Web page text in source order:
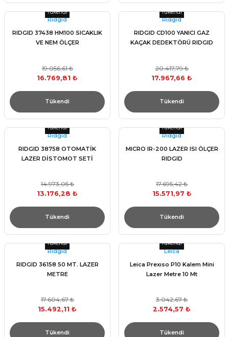
Tükendi
Rıdgıd
RIDGID 37438 HM100 SICAKLIK
VE NEM ÖLÇER
19.056,61 ₺
16.769,81 ₺
Tükendi
Tükendi
Rıdgıd
RIDGID CD100 YANICI GAZ
KAÇAK DEDEKTÖRÜ RIDGID
20.417,79 ₺
17.967,66 ₺
Tükendi
Tükendi
Rıdgıd
RIDGID 38758 OTOMATİK
LAZER DİSTOMOT SETİ
14.973,05 ₺
13.176,28 ₺
Tükendi
Tükendi
Rıdgıd
MICRO IR-200 LAZER ISI ÖLÇER
RIDGID
17.695,42 ₺
15.571,97 ₺
Tükendi
Tükendi
Rıdgıd
RIDGID 36158 50 MT. LAZER
METRE
17.604,67 ₺
15.492,11 ₺
Tükendi
Tükendi
Leica
Leica Prexıso P10 Kalem Mini
Lazer Metre 10 Mt
3.042,67 ₺
2.574,57 ₺
Tükendi